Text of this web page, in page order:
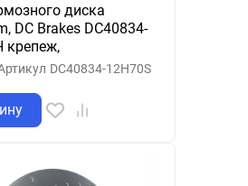
диска
DC Brakes DC40834-
крепеж,
DC40834-12H70S